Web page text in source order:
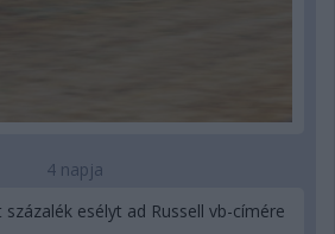
4 napja
esélyt ad Russell vb-címére